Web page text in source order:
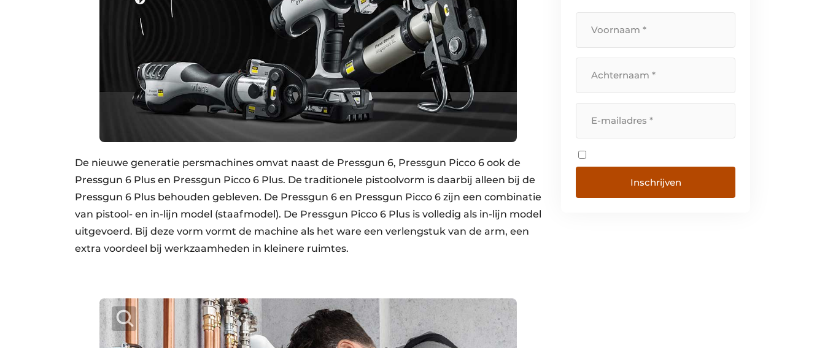
De nieuwe generatie persmachines omvat naast de Pressgun 6, Pressgun Picco 6 ook de
Pressgun 6 Plus en Pressgun Picco 6 Plus. De traditionele pistoolvorm is daarbij alleen bij de
Pressgun 6 Plus behouden gebleven. De Pressgun 6 en Pressgun Picco 6 zijn een combinatie
van pistool- en in-lijn model (staafmodel). De Pressgun Picco 6 Plus is volledig als in-lijn model
uitgevoerd. Bij deze vorm vormt de machine als het ware een verlengstuk van de arm, een
extra voordeel bij werkzaamheden in kleinere ruimtes.